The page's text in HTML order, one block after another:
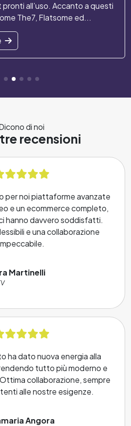
all’uso. Accanto a questi
The7, Flatsome ed...
di noi
recensioni
per noi piattaforme avanzate
e un ecommerce completo,
hanno davvero soddisfatti.
e una collaborazione
Martinelli
ha dato nuova energia alla
tutto più moderno e
collaborazione, sempre
alle nostre esigenze.
Angora